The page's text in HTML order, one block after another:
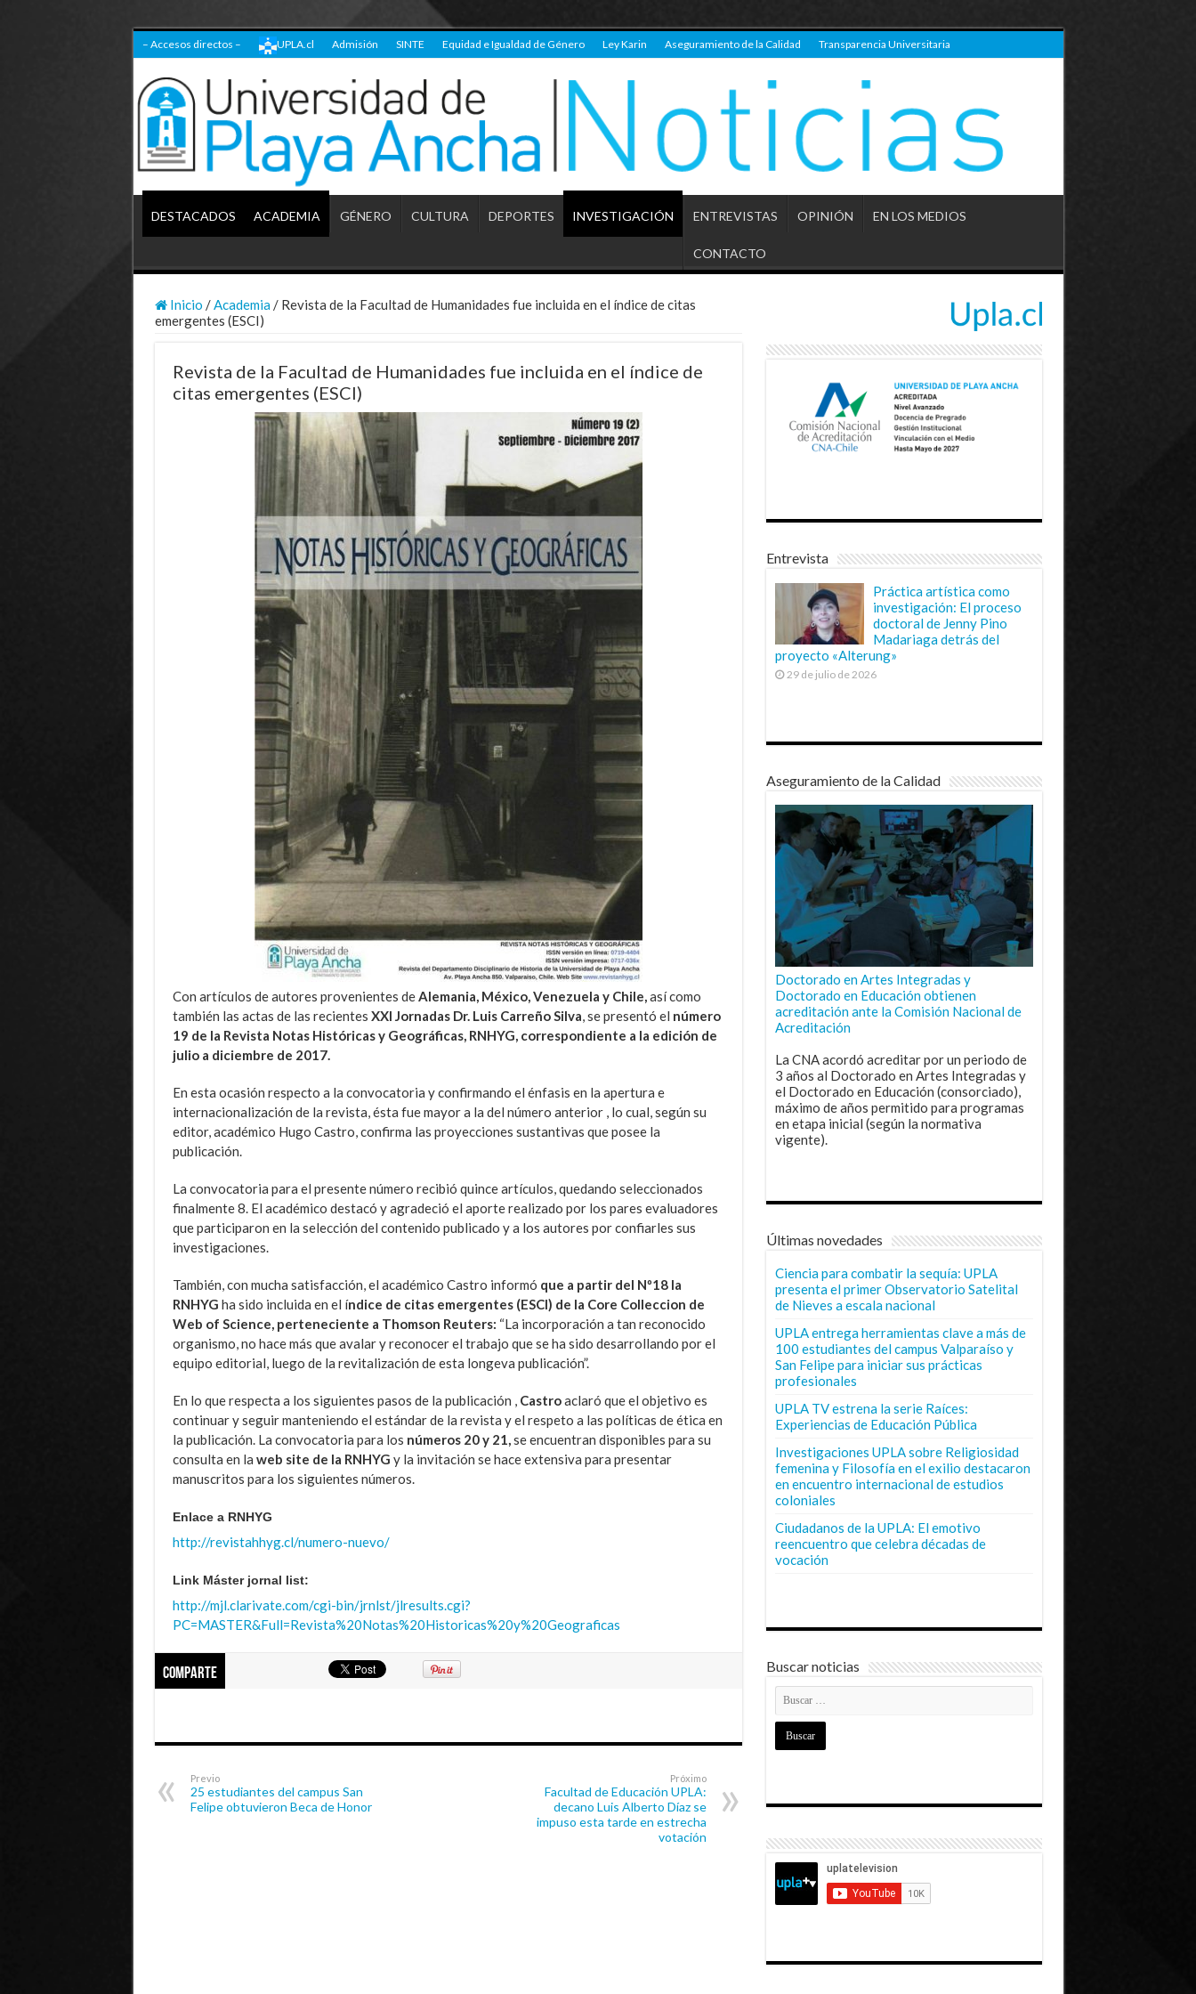
– Accesos directos – UPLA.cl Admisión SINTE Equidad e Igualdad de Género Ley Karin Aseguramiento de la Calidad Transparencia Universitaria
DESTACADOS ACADEMIA GÉNERO CULTURA DEPORTES INVESTIGACIÓN ENTREVISTAS OPINIÓN EN LOS MEDIOS
CONTACTO
Inicio / Academia / Revista de la Facultad de Humanidades fue incluida en el índice de citas
emergentes (ESCI)
Revista de la Facultad de Humanidades fue incluida en el índice de
citas emergentes (ESCI)
Con artículos de autores provenientes de Alemania, México, Venezuela y Chile, así como
también las actas de las recientes XXI Jornadas Dr. Luis Carreño Silva , se presentó el número
19 de la Revista Notas Históricas y Geográficas, RNHYG, correspondiente a la edición de
julio a diciembre de 2017.
En esta ocasión respecto a la convocatoria y confirmando el énfasis en la apertura e
internacionalización de la revista, ésta fue mayor a la del número anterior , lo cual, según su
editor, académico Hugo Castro, confirma las proyecciones sustantivas que posee la
publicación.
La convocatoria para el presente número recibió quince artículos, quedando seleccionados
finalmente 8. El académico destacó y agradeció el aporte realizado por los pares evaluadores
que participaron en la selección del contenido publicado y a los autores por confiarles sus
investigaciones.
También, con mucha satisfacción, el académico Castro informó que a partir del Nº18 la
RNHYG ha sido incluida en el índice de citas emergentes (ESCI) de la Core Colleccion de
Web of Science, perteneciente a Thomson Reuters: “La incorporación a tan reconocido
organismo, no hace más que avalar y reconocer el trabajo que se ha sido desarrollando por el
equipo editorial, luego de la revitalización de esta longeva publicación”.
En lo que respecta a los siguientes pasos de la publicación , Castroaclaró que el objetivo es
continuar y seguir manteniendo el estándar de la revista y el respeto a las políticas de ética en
la publicación. La convocatoria para los números 20 y 21, se encuentran disponibles para su
consulta en la web site de la RNHYG y la invitación se hace extensiva para presentar
manuscritos para los siguientes números.
Enlace a RNHYG
http://revistahhyg.cl/numero-nuevo/
Link Máster jornal list:
http://mjl.clarivate.com/cgi-bin/jrnlst/jlresults.cgi?
PC=MASTER&Full=Revista%20Notas%20Historicas%20y%20Geograficas
Comparte
Previo
25 estudiantes del campus San
Felipe obtuvieron Beca de Honor
Próximo
Facultad de Educación UPLA:
decano Luis Alberto Díaz se
impuso esta tarde en estrecha
votación
Entrevista
Práctica artística como
investigación: El proceso
doctoral de Jenny Pino
Madariaga detrás del
proyecto «Alterung»
29 de julio de 2026
Aseguramiento de la Calidad
Doctorado en Artes Integradas y
Doctorado en Educación obtienen
acreditación ante la Comisión Nacional de
Acreditación
La CNA acordó acreditar por un periodo de
3 años al Doctorado en Artes Integradas y
el Doctorado en Educación (consorciado),
máximo de años permitido para programas
en etapa inicial (según la normativa
vigente).
Últimas novedades
Ciencia para combatir la sequía: UPLA
presenta el primer Observatorio Satelital
de Nieves a escala nacional
UPLA entrega herramientas clave a más de
100 estudiantes del campus Valparaíso y
San Felipe para iniciar sus prácticas
profesionales
UPLA TV estrena la serie Raíces:
Experiencias de Educación Pública
Investigaciones UPLA sobre Religiosidad
femenina y Filosofía en el exilio destacaron
en encuentro internacional de estudios
coloniales
Ciudadanos de la UPLA: El emotivo
reencuentro que celebra décadas de
vocación
Buscar noticias